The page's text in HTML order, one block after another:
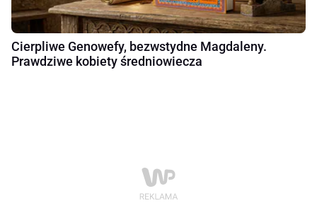
Cierpliwe Genowefy, bezwstydne Magdaleny.
Prawdziwe kobiety średniowiecza